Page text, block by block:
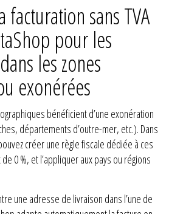
facturation sans TVA
pour les
les zones
exonérées
bénéficient d’une exonération
départements d’outre-mer, etc.). Dans
créer une règle fiscale dédiée à ces
0 %, et l’appliquer aux pays ou régions
une adresse de livraison dans l’une de